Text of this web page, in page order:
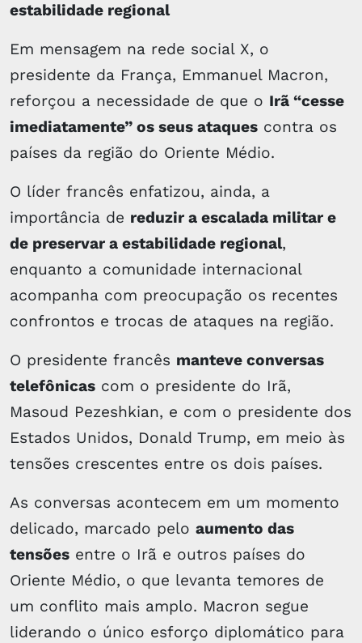
estabilidade regional
Em mensagem na rede social X, o
presidente da França, Emmanuel Macron,
reforçou a necessidade de que o Irã “cesse
imediatamente” os seus ataques contra os
países da região do Oriente Médio.
O líder francês enfatizou, ainda, a
importância de reduzir a escalada militar e
de preservar a estabilidade regional,
enquanto a comunidade internacional
acompanha com preocupação os recentes
confrontos e trocas de ataques na região.
O presidente francês manteve conversas
telefônicas com o presidente do Irã,
Masoud Pezeshkian, e com o presidente dos
Estados Unidos, Donald Trump, em meio às
tensões crescentes entre os dois países.
As conversas acontecem em um momento
delicado, marcado pelo aumento das
tensões entre o Irã e outros países do
Oriente Médio, o que levanta temores de
um conflito mais amplo. Macron segue
liderando o único esforço diplomático para